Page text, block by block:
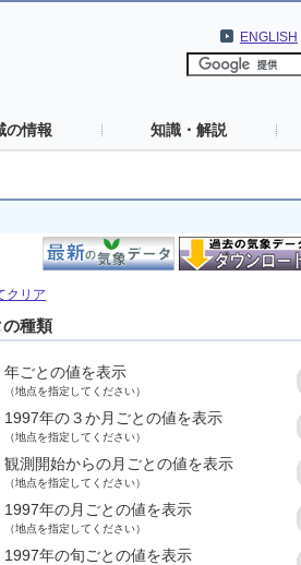
ENGLISH
の情報 知識・解説
クリア
種類
年ごとの値を表示
（地点を指定してください）
1997年の３か月ごとの値を表示
（地点を指定してください）
観測開始からの月ごとの値を表示
（地点を指定してください）
1997年の月ごとの値を表示
（地点を指定してください）
1997年の旬ごとの値を表示